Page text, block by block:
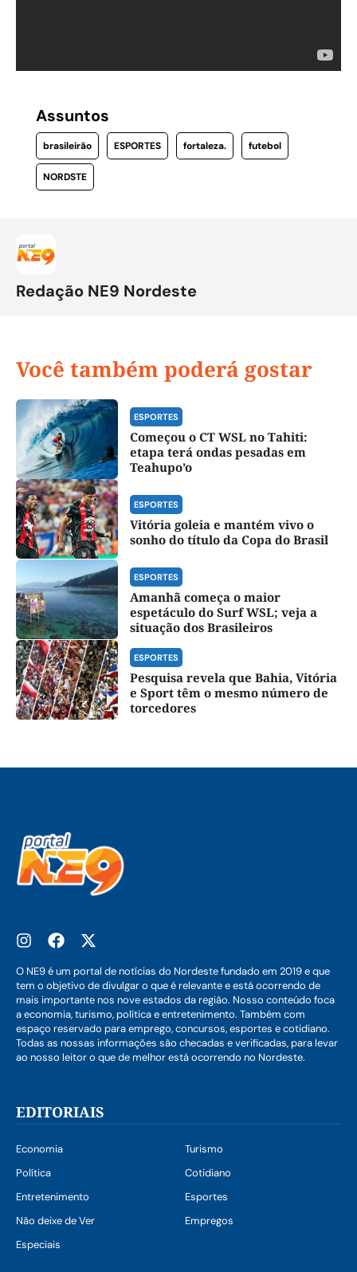
Assuntos
brasileirão ESPORTES fortaleza. futebol
NORDSTE
Redação NE9 Nordeste
Você também poderá gostar
ESPORTES
Começou o CT WSL no Tahiti:
etapa terá ondas pesadas em
Teahupo’o
ESPORTES
Vitória goleia e mantém vivo o
sonho do título da Copa do Brasil
ESPORTES
Amanhã começa o maior
espetáculo do Surf WSL; veja a
situação dos Brasileiros
ESPORTES
Pesquisa revela que Bahia, Vitória
e Sport têm o mesmo número de
torcedores
O NE9 é um portal de notícias do Nordeste fundado em 2019 e que
tem o objetivo de divulgar o que é relevante e está ocorrendo de
mais importante nos nove estados da região. Nosso conteúdo foca
a economia, turismo, política e entretenimento. Também com
espaço reservado para emprego, concursos, esportes e cotidiano.
Todas as nossas informações são checadas e verificadas, para levar
ao nosso leitor o que de melhor está ocorrendo no Nordeste.
EDITORIAIS
Economia
Turismo
Política
Cotidiano
Entretenimento
Esportes
Não deixe de Ver
Empregos
Especiais